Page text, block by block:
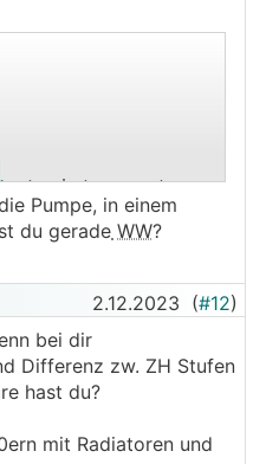
.
imteressanten
ATohne Sonne
aktuel bei 7,8Grad,
bei der kaltenATm.M.
Schaut euch mal die
Regelt sie bei euch
ielleicht daran
Pumpe, in einem
du gerade WW?
2.12.2023 (#12)
bei dir
Differenz zw. ZH Stufen
hast du?
mit Radiatoren und